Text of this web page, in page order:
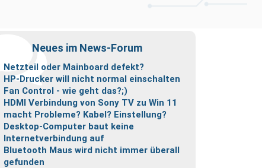
Neues im News-Forum
Netzteil oder Mainboard defekt?
HP-Drucker will nicht normal einschalten
Fan Control - wie geht das?;)
HDMI Verbindung von Sony TV zu Win 11
macht Probleme? Kabel? Einstellung?
Desktop-Computer baut keine
Internetverbindung auf
Bluetooth Maus wird nicht immer überall
gefunden